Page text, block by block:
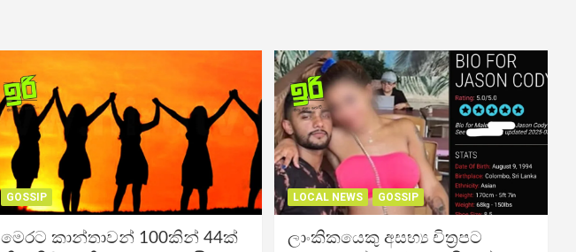
GOSSIP
මෙරට කාන්තාවන් 100කින් 44ක්
LOCAL NEWS GOSSIP
ලාංකිකයෙකු අසභ්‍ය චිත්‍රපට